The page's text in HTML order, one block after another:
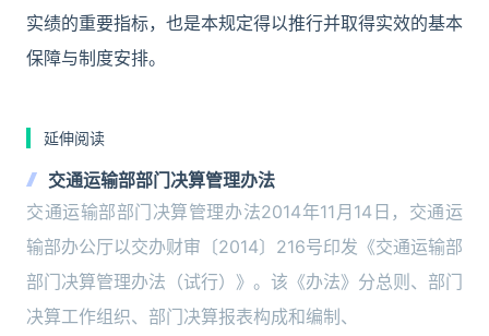
实绩的重要指标，也是本规定得以推行并取得实效的基本
保障与制度安排。
延伸阅读
交通运输部部门决算管理办法
交通运输部部门决算管理办法2014年11月14日，交通运
输部办公厅以交办财审〔2014〕216号印发《交通运输部
部门决算管理办法（试行）》。该《办法》分总则、部门
决算工作组织、部门决算报表构成和编制、